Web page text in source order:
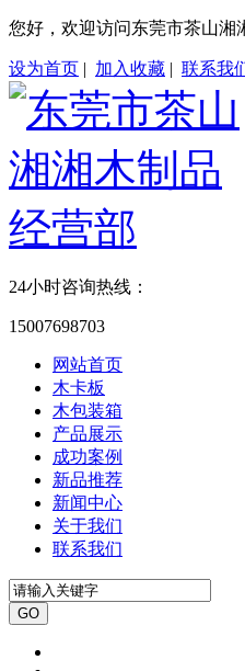
您好，欢迎访问东莞市茶山湘
设为首页 | 加入收藏 | 联系我
24小时咨询热线：
15007698703
网站首页
木卡板
木包装箱
产品展示
成功案例
新品推荐
新闻中心
关于我们
联系我们